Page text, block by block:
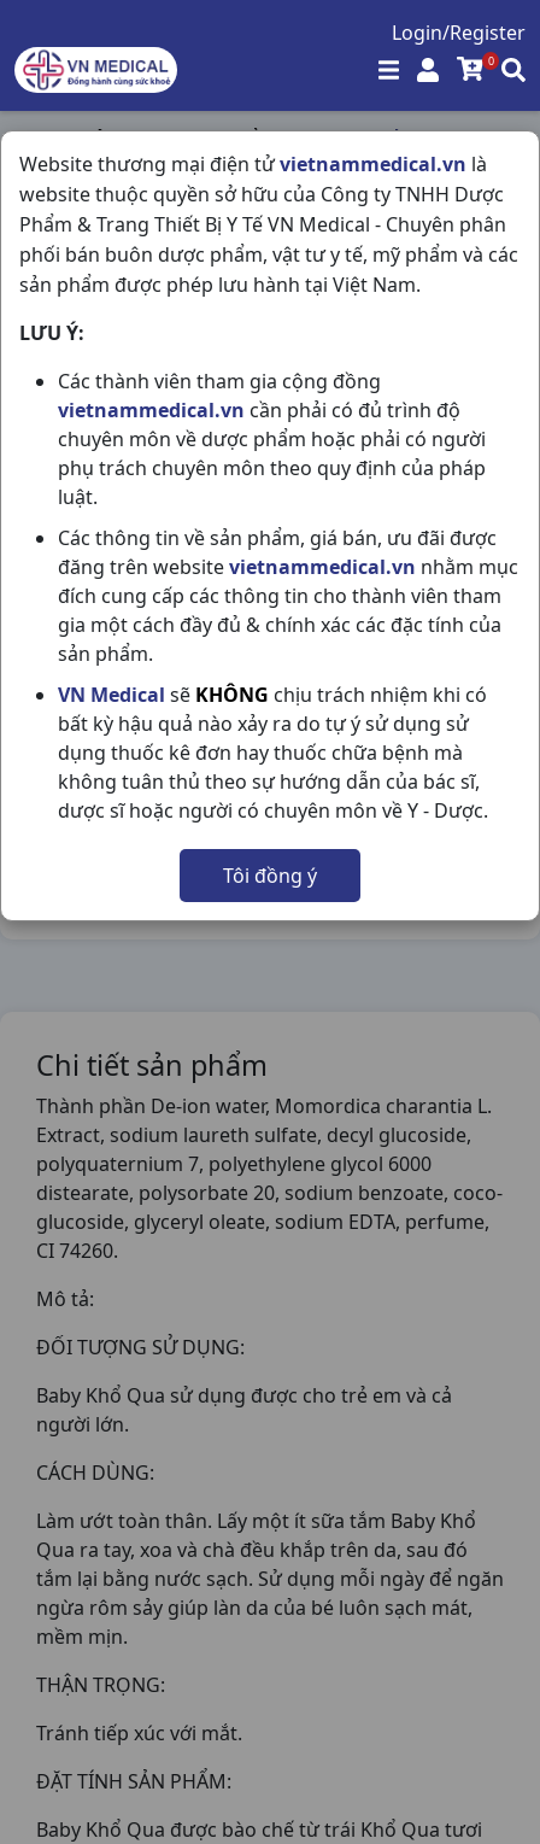
Login/Register
0
Website thương mại điện tửvietnammedical.vn là
website thuộc quyền sở hữu của Công ty TNHH Dược
Phẩm & Trang Thiết Bị Y Tế VN Medical - Chuyên phân
phối bán buôn dược phẩm, vật tư y tế, mỹ phẩm và các
sản phẩm được phép lưu hành tại Việt Nam.
LƯU Ý:
Các thành viên tham gia cộng đồng
vietnammedical.vn cần phải có đủ trình độ
chuyên môn về dược phẩm hoặc phải có người
phụ trách chuyên môn theo quy định của pháp
luật.
Các thông tin về sản phẩm, giá bán, ưu đãi được
đăng trên websitevietnammedical.vn nhằm mục
đích cung cấp các thông tin cho thành viên tham
gia một cách đầy đủ & chính xác các đặc tính của
sản phẩm.
VN Medical sẽ KHÔNG chịu trách nhiệm khi có
bất kỳ hậu quả nào xảy ra do tự ý sử dụng sử
dụng thuốc kê đơn hay thuốc chữa bệnh mà
không tuân thủ theo sự hướng dẫn của bác sĩ,
dược sĩ hoặc người có chuyên môn về Y - Dược.
Tôi đồng ý
Trang chủ / Hóa - Mỹ Phẩm / Baby Khổ Qua C100ml
BABY KHỔ QUA C100ML
NSX: DHG Pharma
Nhóm hàng:Hóa - Mỹ Phẩm,
Chia sẻ qua mạng xã hội:
Chi tiết sản phẩm
Thành phần De-ion water, Momordica charantia L.
Extract, sodium laureth sulfate, decyl glucoside,
polyquaternium 7, polyethylene glycol 6000
distearate, polysorbate 20, sodium benzoate, coco-
glucoside, glyceryl oleate, sodium EDTA, perfume,
CI 74260.
Mô tả:
ĐỐI TƯỢNG SỬ DỤNG:
Baby Khổ Qua sử dụng được cho trẻ em và cả
người lớn.
CÁCH DÙNG:
Làm ướt toàn thân. Lấy một ít sữa tắm Baby Khổ
Qua ra tay, xoa và chà đều khắp trên da, sau đó
tắm lại bằng nước sạch. Sử dụng mỗi ngày để ngăn
ngừa rôm sảy giúp làn da của bé luôn sạch mát,
mềm mịn.
THẬN TRỌNG:
Tránh tiếp xúc với mắt.
ĐẶT TÍNH SẢN PHẨM:
Baby Khổ Qua được bào chế từ trái Khổ Qua tươi